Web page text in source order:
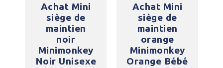
Achat Mini
siège de
maintien
noir
Minimonkey
Noir Unisexe
Achat Mini
siège de
maintien
orange
Minimonkey
Orange Bébé